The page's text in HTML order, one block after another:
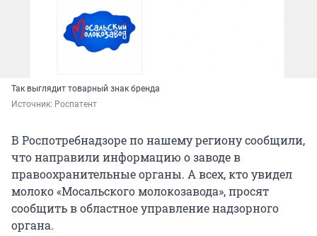
Так выглядит товарный знак бренда
Источник: Роспатент
В Роспотребнадзоре по нашему региону сообщили,
что направили информацию о заводе в
правоохранительные органы. А всех, кто увидел
молоко «Мосальского молокозавода», просят
сообщить в областное управление надзорного
органа.